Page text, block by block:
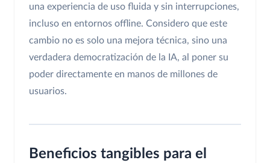
una experiencia de uso fluida y sin interrupciones,
incluso en entornos offline. Considero que este
cambio no es solo una mejora técnica, sino una
verdadera democratización de la IA, al poner su
poder directamente en manos de millones de
usuarios.
Beneficios tangibles para el